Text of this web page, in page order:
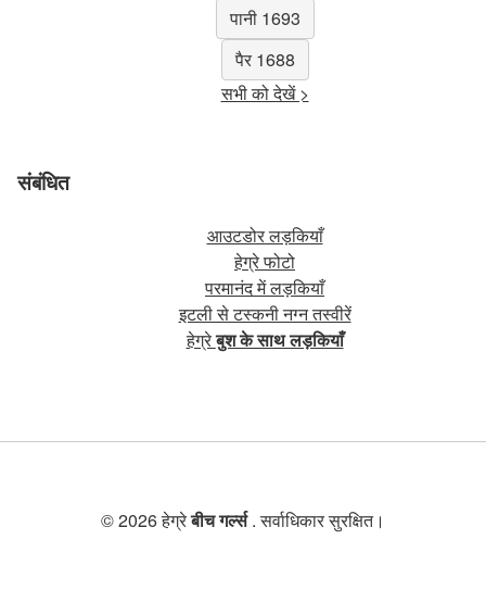
पानी 1693
पैर 1688
सभी को देखें >
संबंधित
आउटडोर लड़कियाँ
हेग्रे फोटो
परमानंद में लड़कियाँ
इटली से टस्कनी नग्न तस्वीरें
हेग्रेबुश के साथ लड़कियाँ
© 2026 हेग्रेबीच गर्ल्स. सर्वाधिकार सुरक्षित।